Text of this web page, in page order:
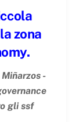
zona
-
gli ssf